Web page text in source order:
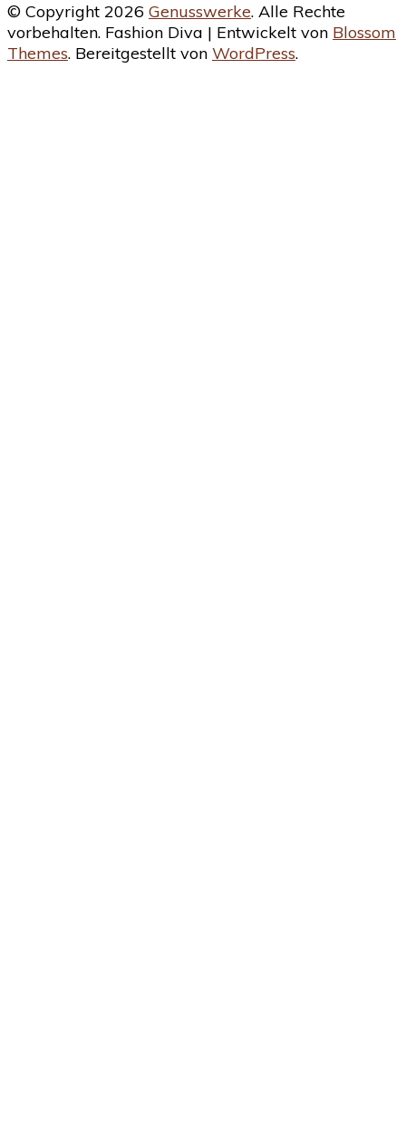
© Copyright 2026 Genusswerke. Alle Rechte
vorbehalten. Fashion Diva | Entwickelt von Blossom
Themes. Bereitgestellt von WordPress.